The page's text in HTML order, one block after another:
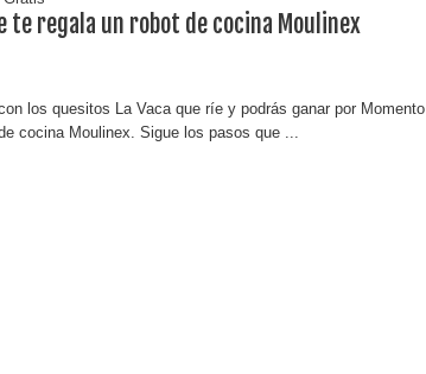
te regala un robot de cocina Moulinex
los quesitos La Vaca que ríe y podrás ganar por Momento
cocina Moulinex. Sigue los pasos que ...